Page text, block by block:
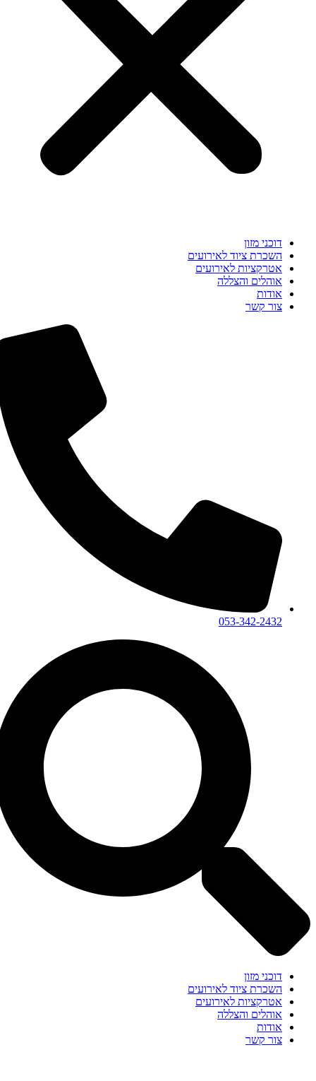
דוכני מזון
השכרת ציוד לאירועים
אטרקציות לאירועים
אוהלים והצללה
אודות
צור קשר
053-342-2432
דוכני מזון
השכרת ציוד לאירועים
אטרקציות לאירועים
אוהלים והצללה
אודות
צור קשר